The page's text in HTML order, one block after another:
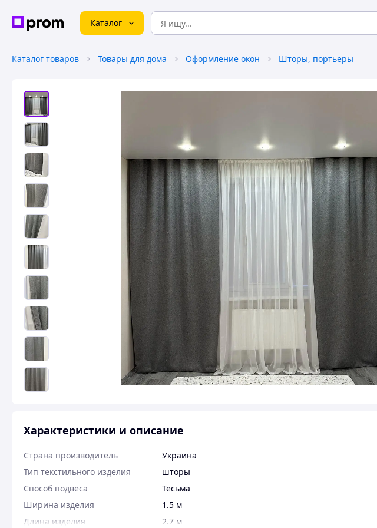
Каталог
Каталог товаров Товары для дома Оформление окон Шторы, портьеры
Характеристики и описание
Страна производитель
Украина
Тип текстильного изделия
шторы
Способ подвеса
Тесьма
Ширина изделия
1.5 м
Длина изделия
2.7 м